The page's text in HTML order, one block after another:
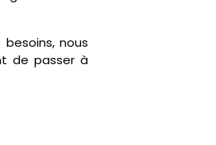
nous
de passer à